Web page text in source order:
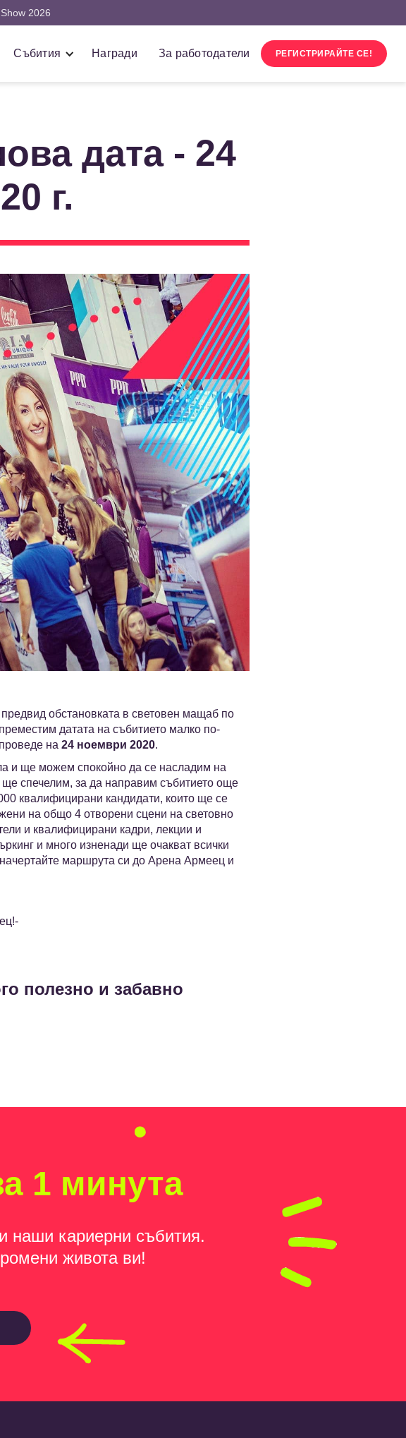
2026
Събития Награди За работодатели РЕГИСТРИРАЙТЕ СЕ!
дата - 24
г.
обстановката в световен мащаб по
датата на събитието малко по-
на 24 ноември 2020.
и ще можем спокойно да се насладим на
ще спечелим, за да направим събитието още
квалифицирани кандидати, които ще се
на общо 4 отворени сцени на световно
и квалифицирани кадри, лекции и
и много изненади ще очакват всички
маршрута си до Арена Армеец и
полезно и забавно
1 минута
наши кариерни събития.
живота ви!